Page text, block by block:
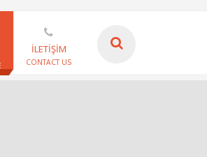
İLETİŞİM
CONTACT US